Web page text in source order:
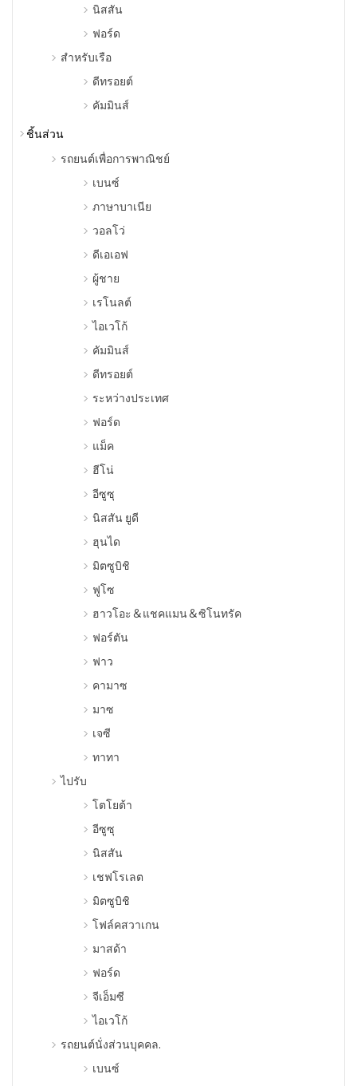
นิสสัน
ฟอร์ด
สําหรับเรือ
ดีทรอยต์
คัมมินส์
ชิ้นส่วน
รถยนต์เพื่อการพาณิชย์
เบนซ์
ภาษาบาเนีย
วอลโว่
ดีเอเอฟ
ผู้ชาย
เรโนลต์
ไอเวโก้
คัมมินส์
ดีทรอยต์
ระหว่างประเทศ
ฟอร์ด
แม็ค
ฮีโน่
อีซูซุ
นิสสัน ยูดี
ฮุนได
มิตซูบิชิ
ฟูโซ
ฮาวโอะ＆แชคแมน＆ซิโนทรัค
ฟอร์ตัน
ฟาว
คามาซ
มาซ
เจซี
ทาทา
ไปรับ
โตโยต้า
อีซูซุ
นิสสัน
เชฟโรเลต
มิตซูบิชิ
โฟล์คสวาเกน
มาสด้า
ฟอร์ด
จีเอ็มซี
ไอเวโก้
รถยนต์นั่งส่วนบุคคล.
เบนซ์